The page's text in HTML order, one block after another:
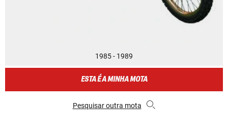
1985 - 1989
ESTA É A MINHA MOTA
Pesquisar outra mota